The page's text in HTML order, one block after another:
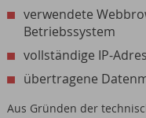
verwendete
Betriebssystem
vollständige IP-
übertragene
Aus Gründen der